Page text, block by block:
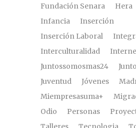
Fundación Senara
Hera
Infancia
Inserción
Inserción Laboral
Interculturalidad
Juntossomosmas24
Juventud
Jóvenes
Miempresasuma+
Odio
Personas